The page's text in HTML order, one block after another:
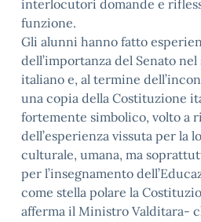
interlocutori domande e
funzione.
Gli alunni hanno fatto
dell’importanza del Senato
italiano e, al termine
una copia della Costituzione
fortemente simbolico, volto a
dell’esperienza vissuta per la
culturale, umana, ma
per l’insegnamento
come stella polare la
afferma il Ministro Valditara-